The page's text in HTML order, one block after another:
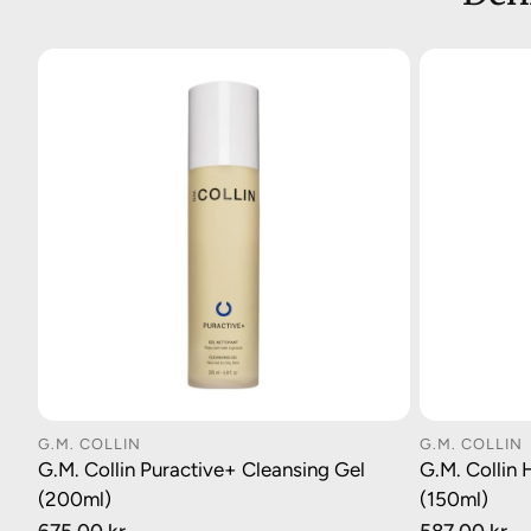
LEGG I HANDLEKURV
G.M. COLLIN
G.M. Collin Puractive+ Cleansing Gel
(200ml)
G.M. COLLIN
G.M. Collin
(150ml)